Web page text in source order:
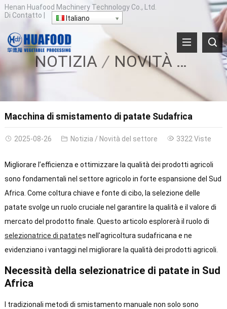
Henan Huafood Machinery Technology Co., Ltd.
Di Contatto Italiano
NOTIZIA NOVITÀ DEL SETTORE
Macchina di smistamento di patate Sudafrica
2025-08-26 Notizia / Novità del settore 3322 Viste
Migliorare l’efficienza e ottimizzare la qualità dei prodotti agricoli
sono fondamentali nel settore agricolo in forte espansione del Sud
Africa. Come coltura chiave e fonte di cibo, la selezione delle
patate svolge un ruolo cruciale nel garantire la qualità e il valore di
mercato del prodotto finale. Questo articolo esplorerà il ruolo di
selezionatrice di patates nell'agricoltura sudafricana e ne
evidenziano i vantaggi nel migliorare la qualità dei prodotti agricoli.
Necessità della selezionatrice di patate in Sud
Africa
I tradizionali metodi di smistamento manuale non solo sono